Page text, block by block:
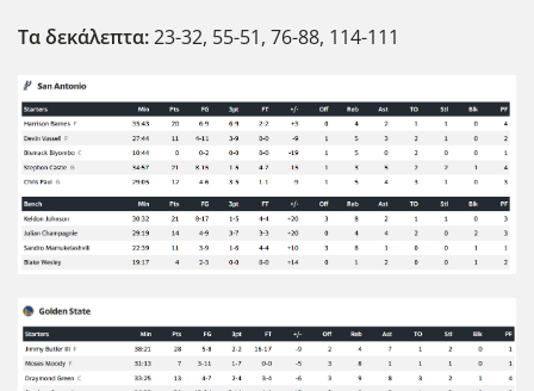
Τα δεκάλεπτα:23-32, 55-51, 76-88, 114-111